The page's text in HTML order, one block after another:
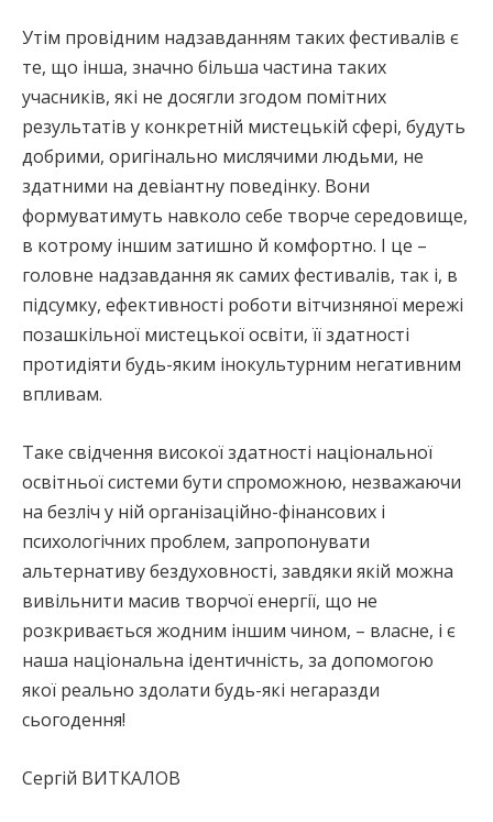
Утім провідним надзавданням таких фестивалів є
те, що інша, значно більша частина таких
учасників, які не досягли згодом помітних
результатів у конкретній мистецькій сфері, будуть
добрими, оригінально мислячими людьми, не
здатними на девіантну поведінку. Вони
формуватимуть навколо себе творче середовище,
в котрому іншим затишно й комфортно. І це –
головне надзавдання як самих фестивалів, так і, в
підсумку, ефективності роботи вітчизняної мережі
позашкільної мистецької освіти, її здатності
протидіяти будь-яким інокультурним негативним
впливам.
Таке свідчення високої здатності національної
освітньої системи бути спроможною, незважаючи
на безліч у ній організаційно-фінансових і
психологічних проблем, запропонувати
альтернативу бездуховності, завдяки якій можна
вивільнити масив творчої енергії, що не
розкривається жодним іншим чином, – власне, і є
наша національна ідентичність, за допомогою
якої реально здолати будь-які негаразди
сьогодення!
Сергій ВИТКАЛОВ